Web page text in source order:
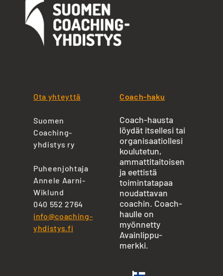
Ota yhteyttä
Suomen
Coaching-
yhdistys ry
Puheenjohtaja
Annele Aarni-
Wiklund
040 552 2764
info@coaching-
yhdistys.fi
Coach-haku
Coach-hausta
löydät itsellesi tai
organisaatiollesi
koulutetun,
ammattitaitoisen
ja eettistä
toimintatapaa
noudattavan
coachin. Coach-
haulle on
myönnetty
Avainlippu-
merkki.